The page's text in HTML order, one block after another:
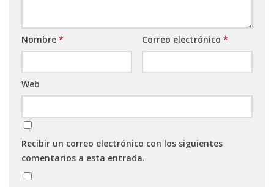
Nombre * Correo electrónico *
Web
Recibir un correo electrónico con los siguientes
comentarios a esta entrada.